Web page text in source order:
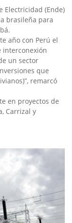
Electricidad (Ende)
brasileña para
año con Perú el
interconexión
un sector
que
remarcó
en proyectos de
Carrizal y